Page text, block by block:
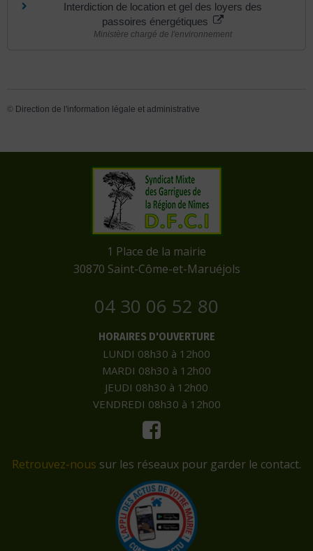
Interdiction de location et gel des loyers des
passoires énergétiques
Ministère chargé de l'environnement
© Direction de l'information légale et administrative
​1 Place de la mairie
​30870 Saint-Côme-et-Maruéjols
04 30 06 52 80
HORAIRES D'OUVERTURE
LUNDI 08h30 à 12h00
MARDI 08h30 à 12h00
JEUDI 08h30 à 12h00
VENDREDI 08h30 à 12h00
Retrouvez-nous sur les réseaux pour garder le contact.